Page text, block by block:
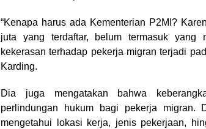
“Kenapa harus ada Kementerian P2MI?
juta yang terdaftar, belum termasuk yang
kekerasan terhadap pekerja migran terjadi
Karding.
Dia juga mengatakan bahwa
perlindungan hukum bagi pekerja migran.
mengetahui lokasi kerja, jenis pekerjaan,